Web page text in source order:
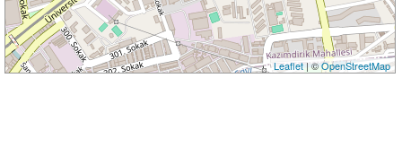
Leaflet| ©OpenStreetMap